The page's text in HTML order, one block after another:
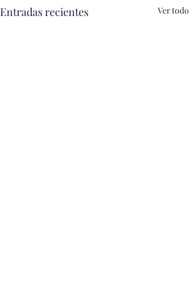
Entradas recientes Ver todo